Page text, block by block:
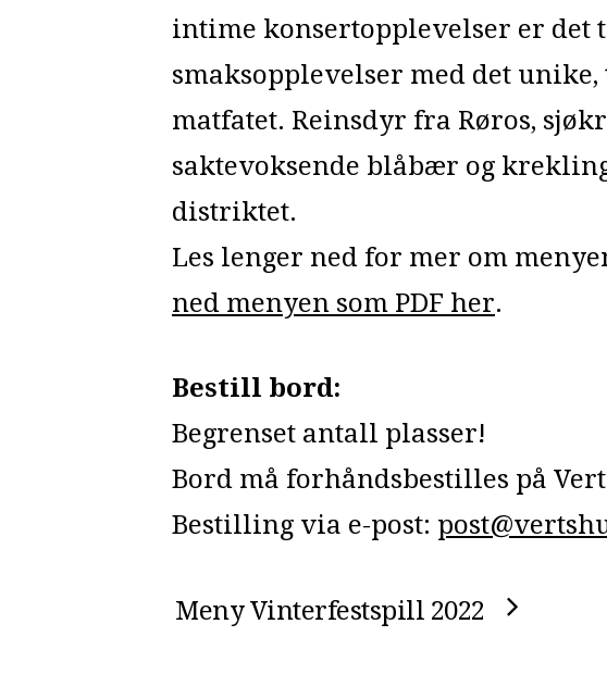
intime konsertopplevelser er det
smaksopplevelser med det
matfatet. Reinsdyr fra Røros,
saktevoksende blåbær og
distriktet.
Les lenger ned for mer om
ned menyen som PDF her.
Bestill bord:
Begrenset antall plasser!
Bord må forhåndsbestilles på
Bestilling via e-post:
Meny Vinterfestspill 2022